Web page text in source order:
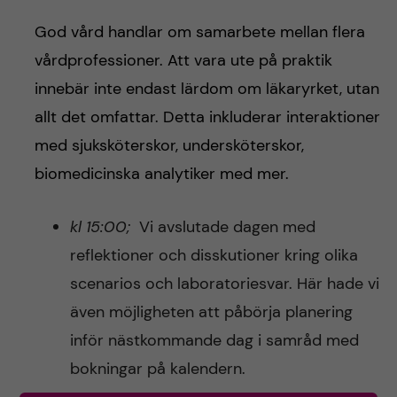
God vård handlar om samarbete mellan flera
vårdprofessioner. Att vara ute på praktik
innebär inte endast lärdom om läkaryrket, utan
allt det omfattar. Detta inkluderar interaktioner
med sjuksköterskor, undersköterskor,
biomedicinska analytiker med mer.
kl 15:00;Vi avslutade dagen med
reflektioner och disskutioner kring olika
scenarios och laboratoriesvar. Här hade vi
även möjligheten att påbörja planering
inför nästkommande dag i samråd med
bokningar på kalendern.